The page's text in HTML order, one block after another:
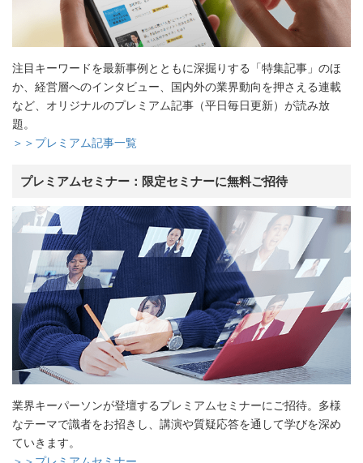
注目キーワードを最新事例とともに深掘りする「特集記事」のほ
か、経営層へのインタビュー、国内外の業界動向を押さえる連載
など、オリジナルのプレミアム記事（平日毎日更新）が読み放
題。
＞＞プレミアム記事一覧
プレミアムセミナー：限定セミナーに無料ご招待
業界キーパーソンが登壇するプレミアムセミナーにご招待。多様
なテーマで識者をお招きし、講演や質疑応答を通して学びを深め
ていきます。